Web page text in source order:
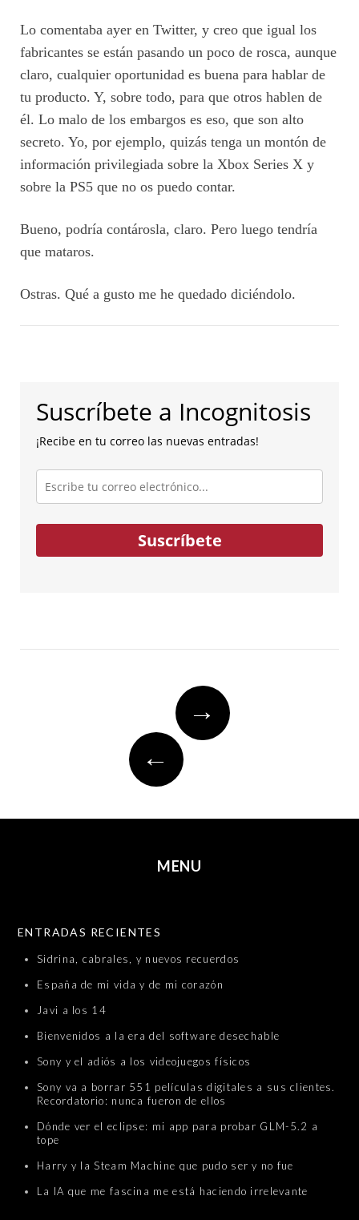
Lo comentaba ayer en Twitter, y creo que igual los
fabricantes se están pasando un poco de rosca, aunque
claro, cualquier oportunidad es buena para hablar de
tu producto. Y, sobre todo, para que otros hablen de
él. Lo malo de los embargos es eso, que son alto
secreto. Yo, por ejemplo, quizás tenga un montón de
información privilegiada sobre la Xbox Series X y
sobre la PS5 que no os puedo contar.
Bueno, podría contárosla, claro. Pero luego tendría
que mataros.
Ostras. Qué a gusto me he quedado diciéndolo.
Suscríbete a Incognitosis
¡Recibe en tu correo las nuevas entradas!
Escribe
tu
correo
electrónico...
Suscríbete
→
←
MENU
ENTRADAS RECIENTES
Sidrina, cabrales, y nuevos recuerdos
España de mi vida y de mi corazón
Javi a los 14
Bienvenidos a la era del software desechable
Sony y el adiós a los videojuegos físicos
Sony va a borrar 551 películas digitales a sus clientes.
Recordatorio: nunca fueron de ellos
Dónde ver el eclipse: mi app para probar GLM-5.2 a
tope
Harry y la Steam Machine que pudo ser y no fue
La IA que me fascina me está haciendo irrelevante